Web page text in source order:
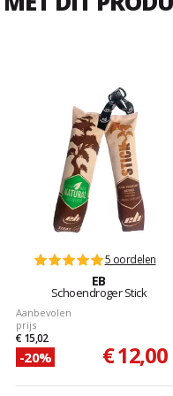
5 oordelen
EB
Schoendroger Stick
Aanbevolen
prijs
€ 15,02
-20% € 12,00